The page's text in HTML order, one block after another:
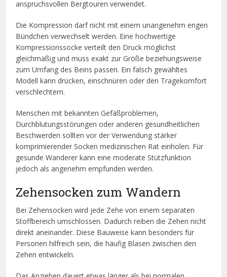
anspruchsvollen Bergtouren verwendet.
Die Kompression darf nicht mit einem unangenehm engen
Bündchen verwechselt werden. Eine hochwertige
Kompressionssocke verteilt den Druck möglichst
gleichmäßig und muss exakt zur Größe beziehungsweise
zum Umfang des Beins passen. Ein falsch gewähltes
Modell kann drücken, einschnüren oder den Tragekomfort
verschlechtern.
Menschen mit bekannten Gefäßproblemen,
Durchblutungsstörungen oder anderen gesundheitlichen
Beschwerden sollten vor der Verwendung stärker
komprimierender Socken medizinischen Rat einholen. Für
gesunde Wanderer kann eine moderate Stützfunktion
jedoch als angenehm empfunden werden.
Zehensocken zum Wandern
Bei Zehensocken wird jede Zehe von einem separaten
Stoffbereich umschlossen. Dadurch reiben die Zehen nicht
direkt aneinander. Diese Bauweise kann besonders für
Personen hilfreich sein, die häufig Blasen zwischen den
Zehen entwickeln.